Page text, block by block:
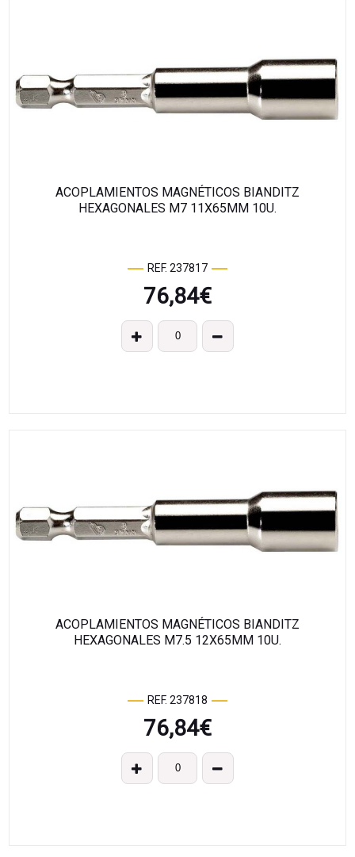
ACOPLAMIENTOS MAGNÉTICOS BIANDITZ
HEXAGONALES M7 11X65MM 10U.
REF. 237817
76,84€
ACOPLAMIENTOS MAGNÉTICOS BIANDITZ
HEXAGONALES M7.5 12X65MM 10U.
REF. 237818
76,84€